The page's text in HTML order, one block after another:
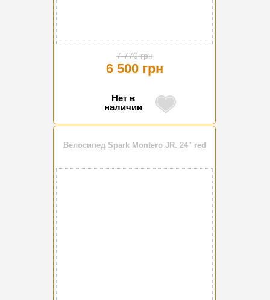
7 770 грн
6 500 грн
Нет в
наличии
Велосипед Spark Montero JR. 24" red